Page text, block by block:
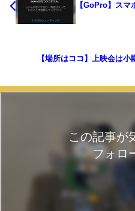
【GoPro】スマ
【場所はココ】上映会は小
この記事が
フォロ